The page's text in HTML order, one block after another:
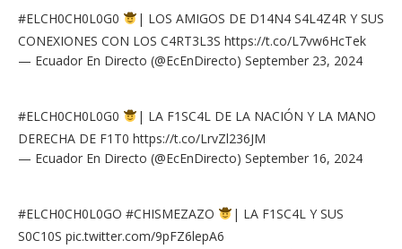
#ELCH0CH0L0G0
| LOS AMIGOS DE D14N4 S4L4Z4R Y SUS
CONEXIONES CON LOS C4RT3L3S https://t.co/L7vw6HcTek
— Ecuador En Directo (@EcEnDirecto) September 23, 2024
#ELCH0CH0L0G0
| LA F1SC4L DE LA NACIÓN Y LA MANO
DERECHA DE F1T0 https://t.co/LrvZl236JM
— Ecuador En Directo (@EcEnDirecto) September 16, 2024
#ELCH0CH0L0GO #CHISMEZAZO
| LA F1SC4L Y SUS
S0C10S pic.twitter.com/9pFZ6lepA6